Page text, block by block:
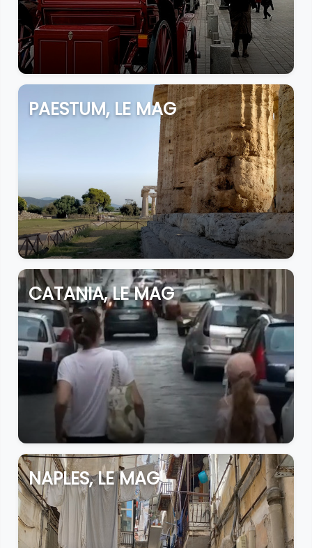
PAESTUM, LE MAG
CATANIA, LE MAG
NAPLES, LE MAG